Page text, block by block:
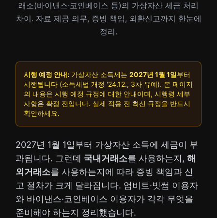
래소(바이낸스·코인베이스 등)의 가상자산 세금 처리
차이. 자료 제공 의무, 증빙 책임, 외환신고까지 한눈에
정리.
시행 예정 안내: 가상자산 소득세는 2027년 1월 1일부터
시행됩니다 (소득세법 개정 '24.12., 3차 유예). 본 페이지
의 내용은 시행 예정 규정에 대한 안내이며, 시행령 세부
사항은 확정 전입니다. 실제 적용 전 최신 규정을 반드시
확인하세요.
2027년 1월 1일부터 가상자산 소득에 세금이 부
과됩니다. 그런데 국내거래소를 사용하는지, 해
외거래소를 사용하는지에 따라 증빙 책임과 신
고 절차가 크게 달라집니다. 업비트·빗썸 이용자
와 바이낸스·코인베이스 이용자가 각각 무엇을
준비해야 하는지 정리했습니다.